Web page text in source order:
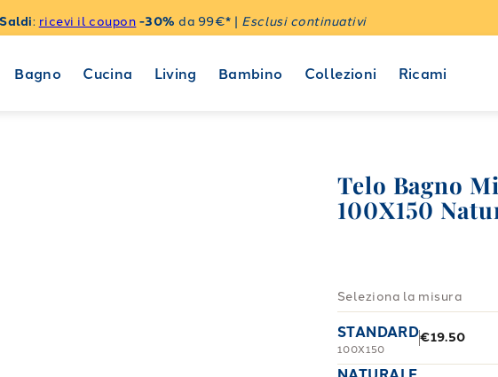
Saldi: ricevi il coupon -30% da 99€* | Esclusi continuativi
Bagno Cucina Living Bambino Collezioni Ricami
Telo Bagno
100X150
Seleziona la misura
STANDARD
100X150
€19.50